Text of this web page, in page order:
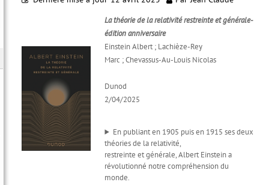
La théorie de la relativité restreinte et générale-
édition anniversaire
Einstein Albert ; Lachièze-Rey
Marc ; Chevassus-Au-Louis Nicolas
Dunod
2/04/2025
En publiant en 1905 puis en 1915 ses deux
théories de la relativité,
restreinte et générale, Albert Einstein a
révolutionné notre compréhension du
monde.